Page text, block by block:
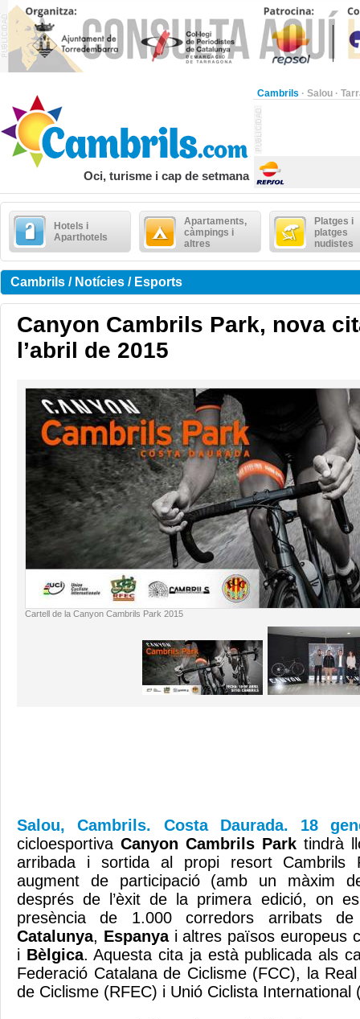
Cambrils · Salou ·
Oci, turisme i cap de setmana
Hotels i
Aparthotels
Apartaments,
càmpings i
altres
Platges i
platges
nudistes
Cambrils / Notícies / Esports
Canyon Cambrils Park, nova
l’abril de 2015
Cartell de la Canyon Cambrils Park 2015
Salou, Cambrils. Costa Daurada. 18
cicloesportiva Canyon Cambrils Park tindrà
arribada i sortida al propi resort Cambrils
augment de participació (amb un màxim
després de l’èxit de la primera edició, on
presència de 1.000 corredors arribats
Catalunya, Espanyai altres països europeus
i Bèlgica. Aquesta cita ja està publicada als
Federació Catalana de Ciclisme (FCC), la
de Ciclisme (RFEC) i Unió Ciclista International